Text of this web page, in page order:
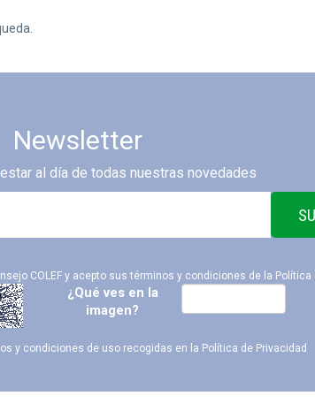
Newsletter
al día de todas nuestras novedades
COLEF y acepto sus términos y condiciones de la Política
¿Qué ves en la
imagen?
y condiciones de uso recogidas en la Política de Privacidad